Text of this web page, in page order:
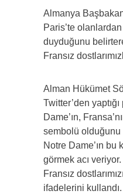
Almanya
Paris’te
duyduğunu
Fransız
Alman Hükümet
Twitter’den
Dame’ın,
sembolü olduğunu
Notre Dame’ın
görmek acı
Fransız
ifadelerini kullandı.